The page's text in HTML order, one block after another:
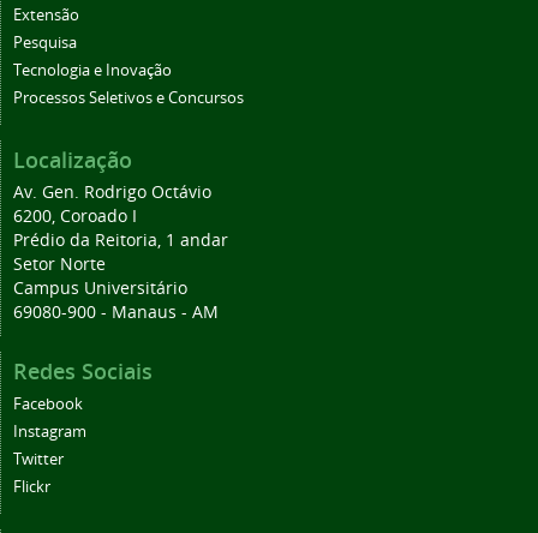
Extensão
Pesquisa
Tecnologia e Inovação
Processos Seletivos e Concursos
Localização
Av. Gen. Rodrigo Octávio
6200, Coroado I
Prédio da Reitoria, 1 andar
Setor Norte
Campus Universitário
69080-900 - Manaus - AM
Redes Sociais
Facebook
Instagram
Twitter
Flickr